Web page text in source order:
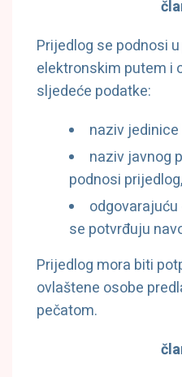
Prijedlog se podnosi
elektronskim putem i
sljedeće podatke:
naziv
naziv javnog
podnosi prijedlog,
se potvrđuju
Prijedlog mora biti
ovlaštene osobe
pečatom.